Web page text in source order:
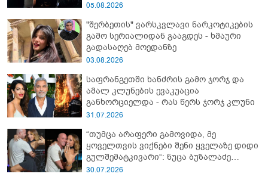
05.08.2026
"შერბეთის" ვარსკვლავი ნარკოტიკების
გამო სერიალიდან გააგდეს - ხმაური
გადასაღებ მოედანზე
03.08.2026
საფრანგეთში ხანძრის გამო ჯორჯ და
ამალ კლუნების ევაკუაცია
განხორციელდა - რას წერს ჯორჯ კლუნი
31.07.2026
“თუმცა არაფერი გამოვიდა, მე
ყოველთვის ვიქნები შენი ყველაზე დიდი
გულშემატკივარი“: ნუცა ბუზალაძე
რჩეულს დაშორდა?
30.07.2026